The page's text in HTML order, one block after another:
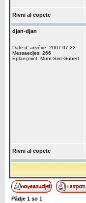
Rivni al copete
djan-djan
Date d' arivêye: 2007-07-22
Messaedjes: 266
Eplaeçmint: Mont-Sint-Gubert
Rivni al copete
Pådje 1 so 1